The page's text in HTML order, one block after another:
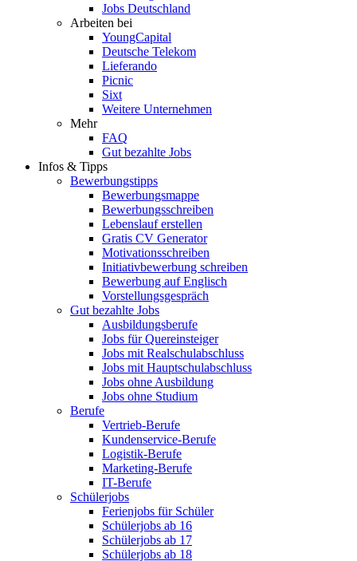
Jobs Deutschland
Arbeiten bei
YoungCapital
Deutsche Telekom
Lieferando
Picnic
Sixt
Weitere Unternehmen
Mehr
FAQ
Gut bezahlte Jobs
Infos & Tipps
Bewerbungstipps
Bewerbungsmappe
Bewerbungsschreiben
Lebenslauf erstellen
Gratis CV Generator
Motivationsschreiben
Initiativbewerbung schreiben
Bewerbung auf Englisch
Vorstellungsgespräch
Gut bezahlte Jobs
Ausbildungsberufe
Jobs für Quereinsteiger
Jobs mit Realschulabschluss
Jobs mit Hauptschulabschluss
Jobs ohne Ausbildung
Jobs ohne Studium
Berufe
Vertrieb-Berufe
Kundenservice-Berufe
Logistik-Berufe
Marketing-Berufe
IT-Berufe
Schülerjobs
Ferienjobs für Schüler
Schülerjobs ab 16
Schülerjobs ab 17
Schülerjobs ab 18